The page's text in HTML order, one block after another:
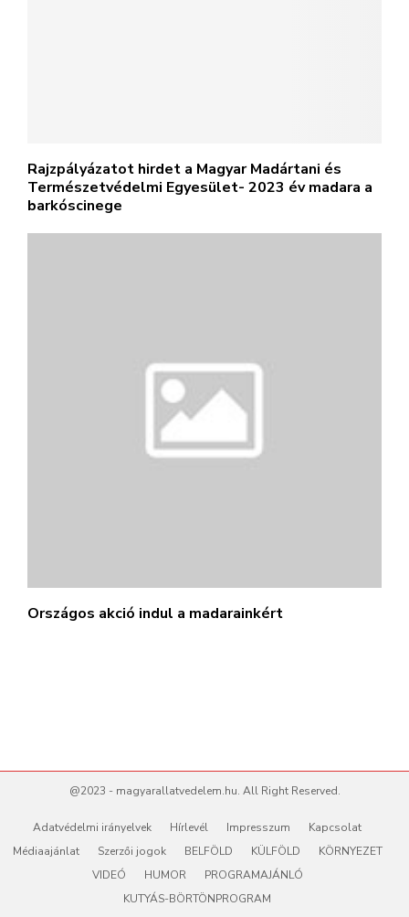
Rajzpályázatot hirdet a Magyar Madártani és
Természetvédelmi Egyesület- 2023 év madara a
barkóscinege
Országos akció indul a madarainkért
@2023 - magyarallatvedelem.hu. All Right Reserved.
Adatvédelmi irányelvek Hírlevél Impresszum
Kapcsolat
Médiaajánlat
Szerzői jogok BELFÖLD KÜLFÖLD
KÖRNYEZET
VIDEÓ
HUMOR
PROGRAMAJÁNLÓ
KUTYÁS-BÖRTÖNPROGRAM